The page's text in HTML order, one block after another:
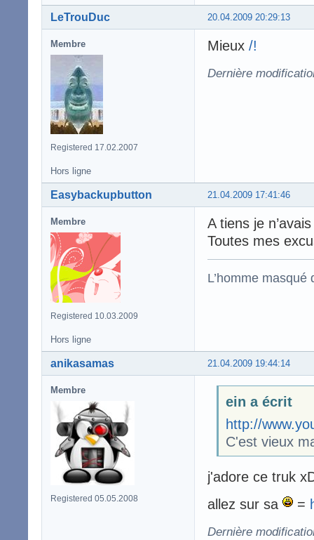
20.04.2009 20:29:13
LeTrouDuc
Membre
Registered 17.02.2007
Mieux /!
Dernière
Hors ligne
21.04.2009 17:41:46
Easybackupbutton
Membre
Registered 10.03.2009
A tiens je
Toutes mes
L’homme
Hors ligne
21.04.2009 19:44:14
anikasamas
Membre
Registered 05.05.2008
ein a écrit
http://
C'est vieux
j'adore ce truk
allez sur sa
=
Dernière